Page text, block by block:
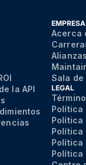
la API
EMPRESA
Acerca
Alianzas
Sala de
LEGAL
Política
Política
Política
Política
Política